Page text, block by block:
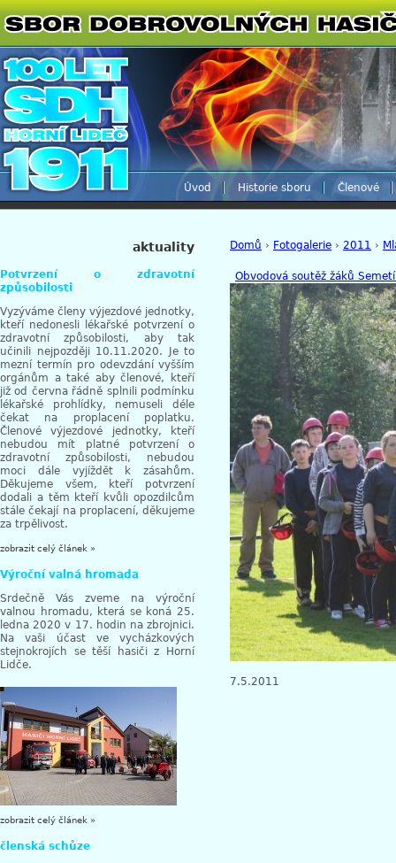
Úvod Historie sboru Členové
Domů › Fotogalerie › 2011 ›
Obvodová soutěž žáků
7.5.2011
aktuality
Potvrzení o zdravotní
způsobilosti
Vyzýváme členy výjezdové jednotky,
kteří nedonesli lékařské potvrzení o
zdravotní způsobilosti, aby tak
učinili nejpozději 10.11.2020. Je to
mezní termín pro odevzdání vyšším
orgánům a také aby členové, kteří
již od června řádně splnili podmínku
lékařské prohlídky, nemuseli déle
čekat na proplacení poplatku.
Členové výjezdové jednotky, kteří
nebudou mít platné potvrzení o
zdravotní způsobilosti, nebudou
moci dále vyjíždět k zásahům.
Děkujeme všem, kteří potvrzení
dodali a těm kteří kvůli opozdilcům
stále čekají na proplacení, děkujeme
za trpělivost.
zobrazit celý článek »
Výroční valná hromada
Srdečně Vás zveme na výroční
valnou hromadu, která se koná 25.
ledna 2020 v 17. hodin na zbrojnici.
Na vaši účast ve vycházkových
stejnokrojích se těší hasiči z Horní
Lidče.
zobrazit celý článek »
členská schůze